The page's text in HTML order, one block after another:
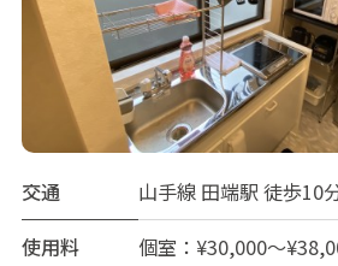
交通
山手線 田端駅 徒歩10
使用料
個室：¥30,000～